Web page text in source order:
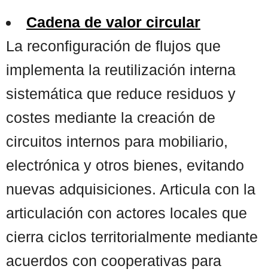
Cadena de valor circular
La reconfiguración de flujos que
implementa la reutilización interna
sistemática que reduce residuos y
costes mediante la creación de
circuitos internos para mobiliario,
electrónica y otros bienes, evitando
nuevas adquisiciones. Articula con la
articulación con actores locales que
cierra ciclos territorialmente mediante
acuerdos con cooperativas para